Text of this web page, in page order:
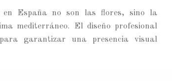
España no son las flores, sino la
mediterráneo. El diseño profesional
garantizar una presencia visual